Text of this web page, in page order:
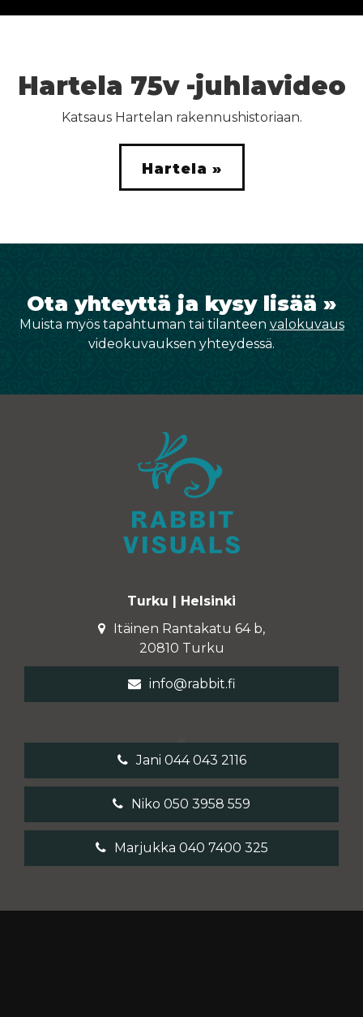
Hartela 75v -juhlavideo
Katsaus Hartelan rakennushistoriaan.
Hartela »
Ota yhteyttä ja kysy lisää »
Muista myös tapahtuman tai tilanteen valokuvaus
videokuvauksen yhteydessä.
Turku | Helsinki
Itäinen Rantakatu 64 b,
20810 Turku
info@rabbit.fi
Jani 044 043 2116
Niko 050 3958 559
Marjukka 040 7400 325